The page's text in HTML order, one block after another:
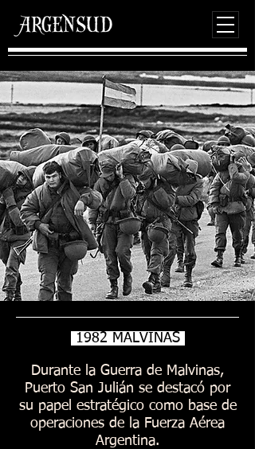
1982 MALVINAS
Durante la Guerra de Malvinas,
Puerto San Julián se destacó por
su papel estratégico como base de
operaciones de la Fuerza Aérea
Argentina.